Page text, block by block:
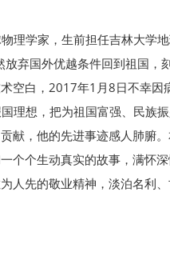
理学家，生前担任吉林大学
弃国外优越条件回到祖国，
空白，2017年1月8日不幸因
理想，把为祖国富强、民族
献，他的先进事迹感人肺腑
个个生动真实的故事，满怀
人先的敬业精神，淡泊名利、